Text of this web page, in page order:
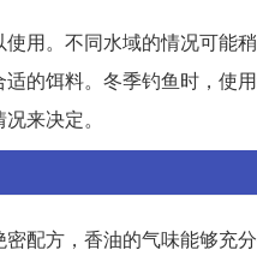
用。不同水域的情况可能
的饵料。冬季钓鱼时，使
来决定。
配方，香油的气味能够充